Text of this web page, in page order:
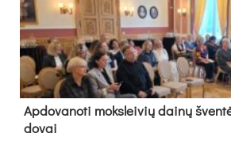
Ap­do­va­no­ti moks­lei­vių dai­nų
do­vai